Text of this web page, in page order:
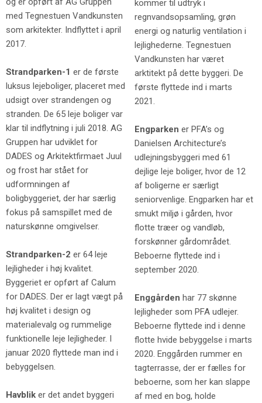
med Tegnestuen Vandkunsten
som arkitekter. Indflyttet i april
2017.
Strandparken-1 er de første
luksus lejeboliger, placeret med
udsigt over strandengen og
stranden. De 65 leje boliger var
klar til indflytning i juli 2018. AG
Gruppen har udviklet for
DADES og Arkitektfirmaet Juul
og frost har stået for
udformningen af
boligbyggeriet, der har særlig
fokus på samspillet med de
naturskønne omgivelser.
Strandparken-2 er 64 leje
lejligheder i høj kvalitet.
Byggeriet er opført af Calum
for DADES. Der er lagt vægt på
høj kvalitet i design og
materialevalg og rummelige
funktionelle leje lejligheder. I
januar 2020 flyttede man ind i
bebyggelsen.
Havblik er det andet byggeri
kommer til udtryk i
regnvandsopsamling, grøn
energi og naturlig ventilation i
lejlighederne. Tegnestuen
Vandkunsten har været
arktitekt på dette byggeri. De
første flyttede ind i marts
2021.
Engparken er PFA’s og
Danielsen Architecture’s
udlejningsbyggeri med 61
dejlige leje boliger, hvor de 12
af boligerne er særligt
seniorvenlige. Engparken har et
smukt miljø i gården, hvor
flotte træer og vandløb,
forskønner gårdområdet.
Beboerne flyttede ind i
september 2020.
Enggården har 77 skønne
lejligheder som PFA udlejer.
Beboerne flyttede ind i denne
flotte hvide bebyggelse i marts
2020. Enggården rummer en
tagterrasse, der er fælles for
beboerne, som her kan slappe
af med en bog, holde